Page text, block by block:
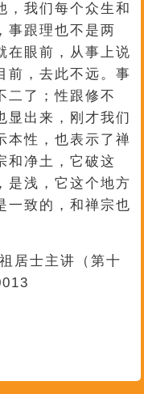
，我们每个众生和
事跟理也不是两
在眼前，从事上说
前，去此不远。事
二了；性跟修不
显出来，刚才我们
本性，也表示了禅
和净土，它破这
是浅，它这个地方
一致的，和禅宗也
居士主讲（第十